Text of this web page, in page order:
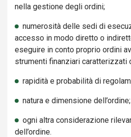
nella gestione degli ordini;
numerosità delle sedi di
accesso in modo diretto o
eseguire in conto proprio ordini
strumenti finanziari caratterizzati
rapidità e probabilità di
natura e dimensione dell’ordine;
ogni altra considerazione
dell’ordine.